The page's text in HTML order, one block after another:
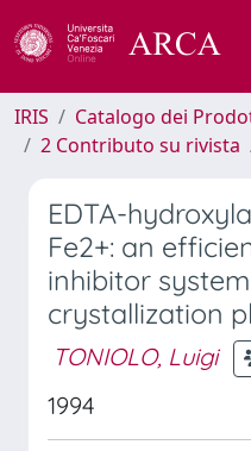
IRIS
Catalogo dei
2 Contributo su rivista
EDTA-
Fe2+: an
inhibitor
crystallization
TONIOLO, Luigi
1994